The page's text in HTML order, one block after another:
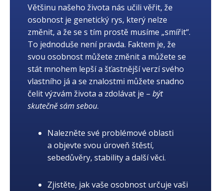
Většinu našeho života nás učili věřit, že
osobnost je genetický rys, který nelze
změnit, a že se s tím prostě musíme „smířit“.
To jednoduše není pravda. Faktem je, že
svou osobnost můžete změnit a můžete se
stát mnohem lepší a šťastnější verzí svého
vlastního já a se znalostmi můžete snadno
čelit výzvám života a zdolávat je – být
skutečně sám sebou.
Nalezněte své problémové oblasti
a objevte svou úroveň štěstí,
sebedůvěry, stability a další věci.
Zjistěte, jak vaše osobnost určuje vaši